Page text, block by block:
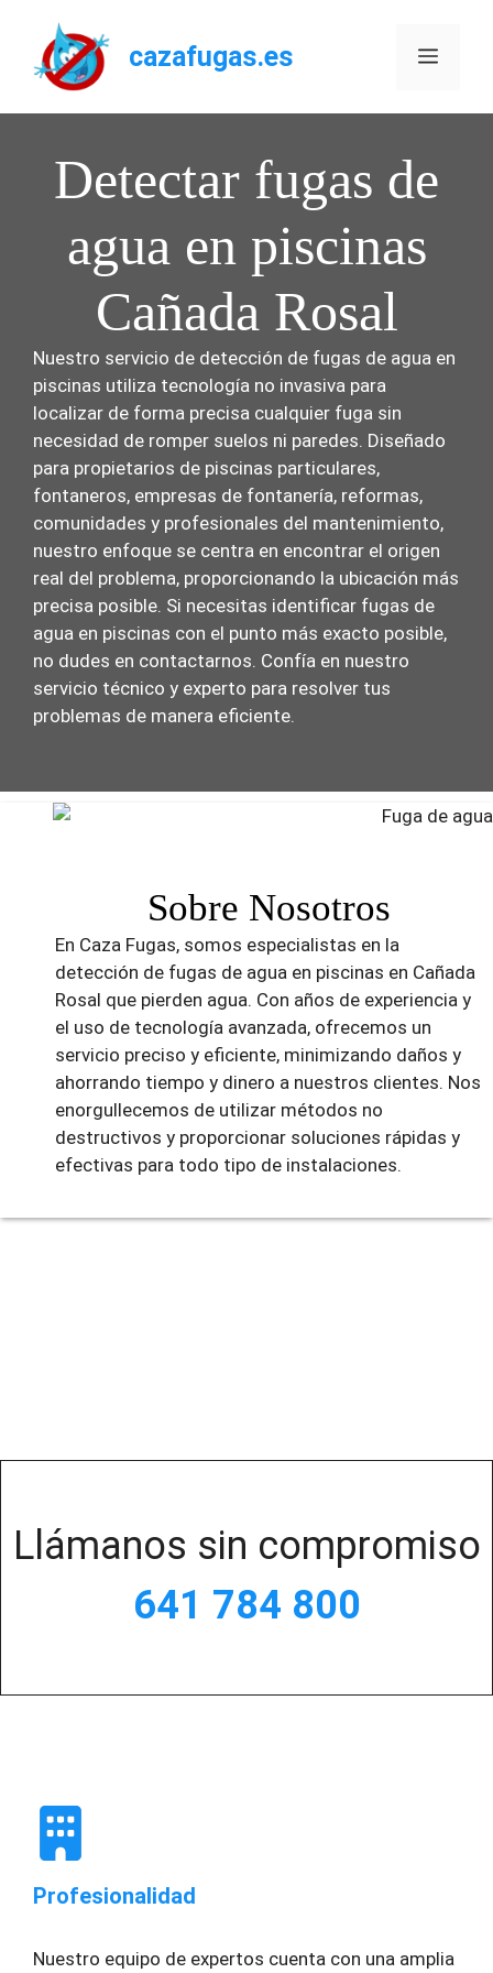
contenido
cazafugas.es Menú
Detectar fugas de
agua en piscinas
Cañada Rosal
Nuestro servicio de detección de fugas de agua en
piscinas utiliza tecnología no invasiva para
localizar de forma precisa cualquier fuga sin
necesidad de romper suelos ni paredes. Diseñado
para propietarios de piscinas particulares,
fontaneros, empresas de fontanería, reformas,
comunidades y profesionales del mantenimiento,
nuestro enfoque se centra en encontrar el origen
real del problema, proporcionando la ubicación más
precisa posible. Si necesitas identificar fugas de
agua en piscinas con el punto más exacto posible,
no dudes en contactarnos. Confía en nuestro
servicio técnico y experto para resolver tus
problemas de manera eficiente.
Sobre Nosotros
En Caza Fugas, somos especialistas en la
detección de fugas de agua en piscinas en Cañada
Rosal que pierden agua. Con años de experiencia y
el uso de tecnología avanzada, ofrecemos un
servicio preciso y eficiente, minimizando daños y
ahorrando tiempo y dinero a nuestros clientes. Nos
enorgullecemos de utilizar métodos no
destructivos y proporcionar soluciones rápidas y
efectivas para todo tipo de instalaciones.
Llámanos sin compromiso
641 784 800
Profesionalidad
Nuestro equipo de expertos cuenta con una amplia